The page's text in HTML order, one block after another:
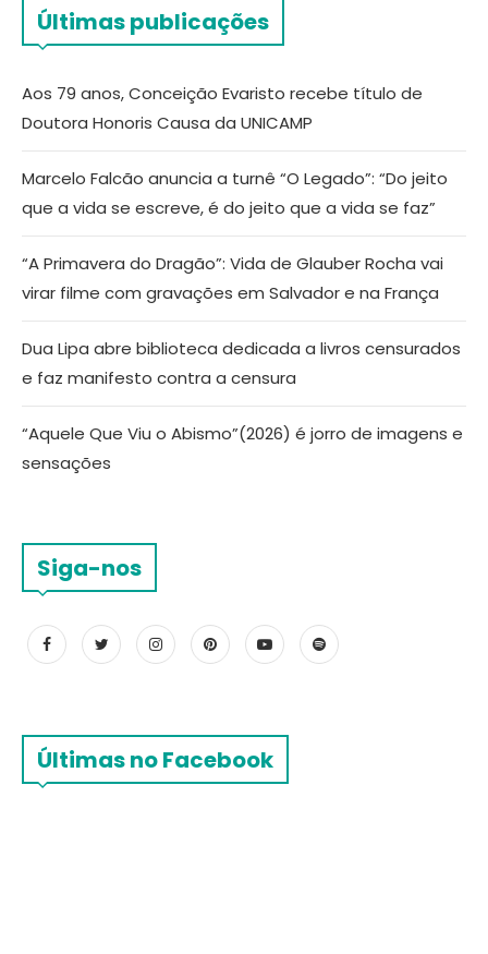
Últimas publicações
Aos 79 anos, Conceição Evaristo recebe título de
Doutora Honoris Causa da UNICAMP
Marcelo Falcão anuncia a turnê “O Legado”: “Do jeito
que a vida se escreve, é do jeito que a vida se faz”
“A Primavera do Dragão”: Vida de Glauber Rocha vai
virar filme com gravações em Salvador e na França
Dua Lipa abre biblioteca dedicada a livros censurados
e faz manifesto contra a censura
“Aquele Que Viu o Abismo”(2026) é jorro de imagens e
sensações
Siga-nos
Últimas no Facebook